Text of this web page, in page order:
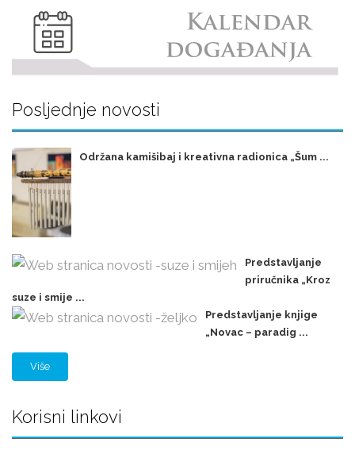
Posljednje novosti
Održana kamišibaj i kreativna radionica „Šum ...
Predstavljanje
priručnika „Kroz
suze i smije ...
Predstavljanje knjige
„Novac – paradig ...
Više
Korisni linkovi